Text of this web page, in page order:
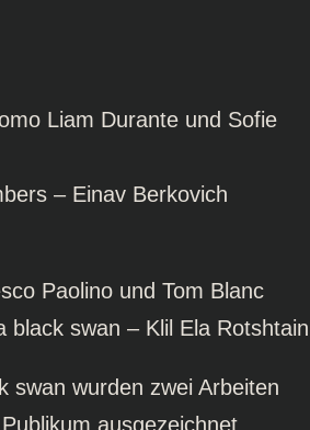
Liam Durante und Sofie
– Einav Berkovich
Paolino und Tom Blanc
black swan – Klil Ela Rotshtain
swan wurden zwei Arbeiten
ausgezeichnet.